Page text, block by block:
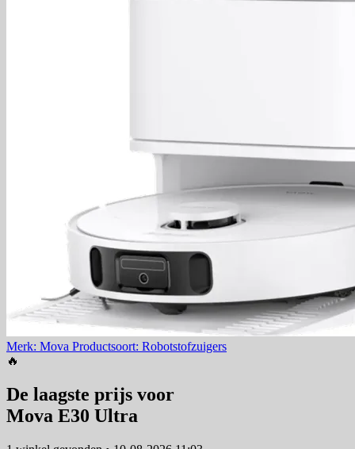
Merk: Mova Productsoort: Robotstofzuigers
🔥
De laagste prijs voor
Mova E30 Ultra